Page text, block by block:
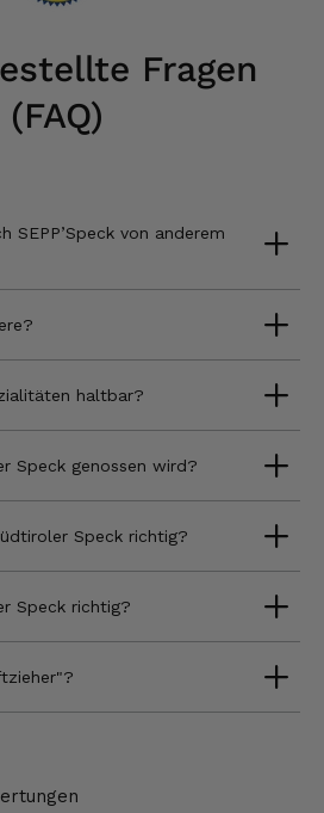
Fragen
(FAQ)
SEPP’Speck von anderem
haltbar?
Speck genossen wird?
Speck richtig?
Speck richtig?